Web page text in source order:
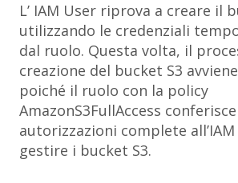
L’ IAM User riprova a creare il
utilizzando le credenziali
dal ruolo. Questa volta, il
creazione del bucket S3
poiché il ruolo con la policy
AmazonS3FullAccess
autorizzazioni complete
gestire i bucket S3.